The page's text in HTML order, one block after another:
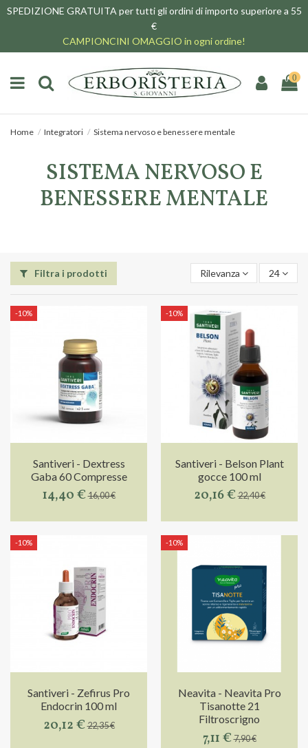
SPEDIZIONE GRATUITA per tutti gli ordini di importo superiore a 55
€
CAMPIONCINI OMAGGIO in ogni ordine!
0
Home Integratori Sistema nervoso e benessere mentale
SISTEMA NERVOSO E
BENESSERE MENTALE
Filtra i prodotti Rilevanza 24
-10%
Santiveri - Dextress
Gaba 60 Compresse
14,40 €16,00 €
-10%
Santiveri - Belson Plant
gocce 100 ml
20,16 €22,40 €
-10%
Santiveri - Zefirus Pro
Endocrin 100 ml
20,12 €22,35 €
-10%
Neavita - Neavita Pro
Tisanotte 21
Filtroscrigno
7,11 €7,90 €